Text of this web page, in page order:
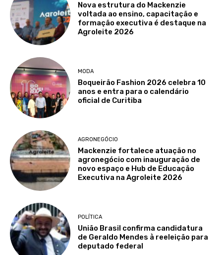
Nova estrutura do Mackenzie
voltada ao ensino, capacitação e
formação executiva é destaque na
Agroleite 2026
MODA
Boqueirão Fashion 2026 celebra 10
anos e entra para o calendário
oficial de Curitiba
AGRONEGÓCIO
Mackenzie fortalece atuação no
agronegócio com inauguração de
novo espaço e Hub de Educação
Executiva na Agroleite 2026
POLÍTICA
União Brasil confirma candidatura
de Geraldo Mendes à reeleição para
deputado federal